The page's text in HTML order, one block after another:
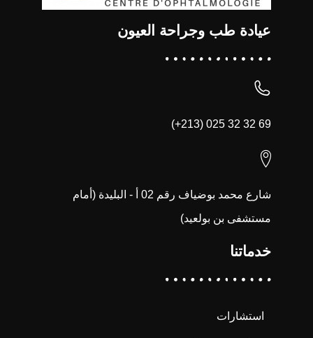
عيادة طب وجراحة العيون
(+213) 025 32 32 69
شارع محمد بوضياف رقم 02 أ - البليدة (أمام
مستشفى بن بولعيد)
خدماتنا
استشارات